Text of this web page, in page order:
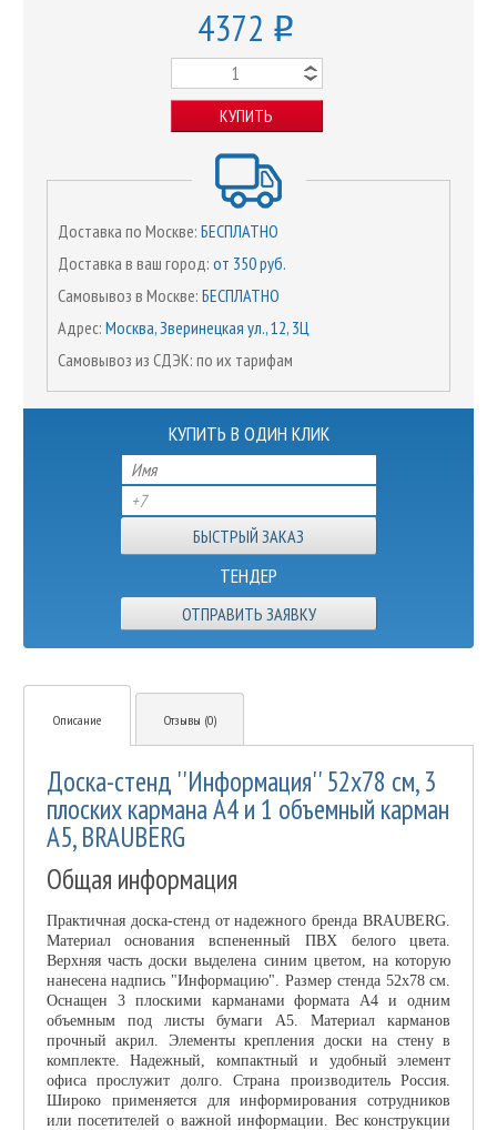
4372 o
КУПИТЬ
Доставка по Москве: БЕСПЛАТНО
Доставка в ваш город: от 350 руб.
Самовывоз в Москве: БЕСПЛАТНО
Адрес: Москва, Зверинецкая ул., 12, 3Ц
Самовывоз из СДЭК: по их тарифам
КУПИТЬ В ОДИН КЛИК
ТЕНДЕР
ОТПРАВИТЬ ЗАЯВКУ
Описание Отзывы (0)
Доска-стенд ''Информация'' 52х78 см, 3
плоских кармана А4 и 1 объемный карман
А5, BRAUBERG
Общая информация
Практичная доска-стенд от надежного бренда BRAUBERG.
Материал основания вспененный ПВХ белого цвета.
Верхняя часть доски выделена синим цветом, на которую
нанесена надпись "Информацию". Размер стенда 52х78 см.
Оснащен 3 плоскими карманами формата А4 и одним
объемным под листы бумаги А5. Материал карманов
прочный акрил. Элементы крепления доски на стену в
комплекте. Надежный, компактный и удобный элемент
офиса прослужит долго. Страна производитель Россия.
Широко применяется для информирования сотрудников
или посетителей о важной информации. Вес конструкции